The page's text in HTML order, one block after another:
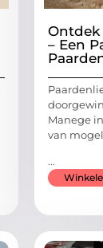
Ontdek
– Een
Manege
van
...